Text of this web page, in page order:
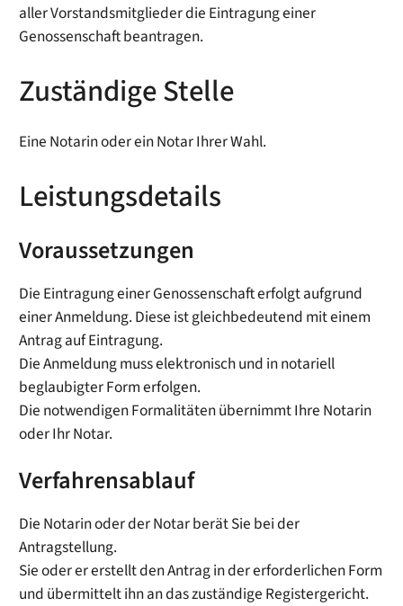
aller Vorstandsmitglieder die Eintragung einer
Genossenschaft beantragen.
Zuständige Stelle
Eine Notarin oder ein Notar Ihrer Wahl.
Leistungsdetails
Voraussetzungen
Die Eintragung einer Genossenschaft erfolgt aufgrund
einer Anmeldung. Diese ist gleichbedeutend mit einem
Antrag auf Eintragung.
Die Anmeldung muss elektronisch und in notariell
beglaubigter Form erfolgen.
Die notwendigen Formalitäten übernimmt Ihre Notarin
oder Ihr Notar.
Verfahrensablauf
Die Notarin oder der Notar berät Sie bei der
Antragstellung.
Sie oder er erstellt den Antrag in der erforderlichen Form
und übermittelt ihn an das zuständige Registergericht.